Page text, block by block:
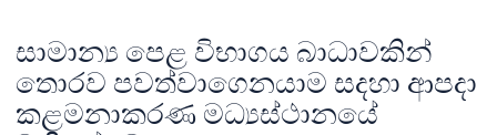
සාමාන්‍ය පෙළ විභාගය බාධාවකින්
තොරව පවත්වාගෙනයාම සදහා ආපදා
කළමනාකරණ මධ්‍යස්ථානයේ